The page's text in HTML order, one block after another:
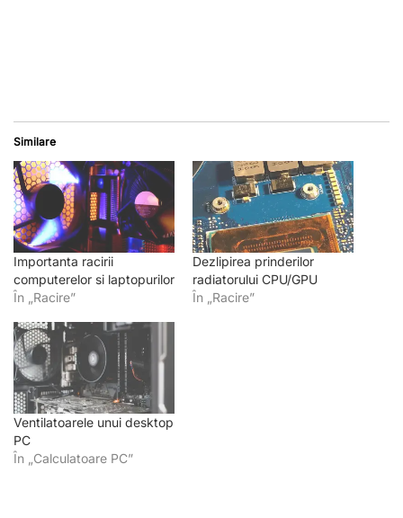
Similare
Importanta racirii
computerelor si laptopurilor
În „Racire”
Dezlipirea prinderilor
radiatorului CPU/GPU
În „Racire”
Ventilatoarele unui desktop
PC
În „Calculatoare PC”